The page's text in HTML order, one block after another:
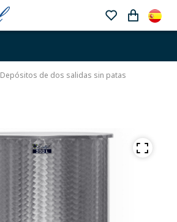
Depósitos de dos salidas sin patas